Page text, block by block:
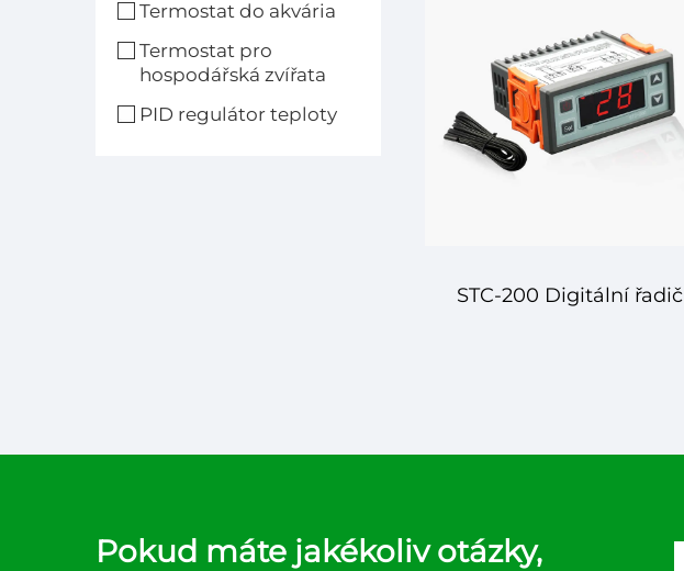
Termostat do akvária
Termostat pro
hospodářská zvířata
PID regulátor teploty
vaše potřeby řízení
teploty
STC-200 Digitální řadič
Pokud máte jakékoliv otázky,